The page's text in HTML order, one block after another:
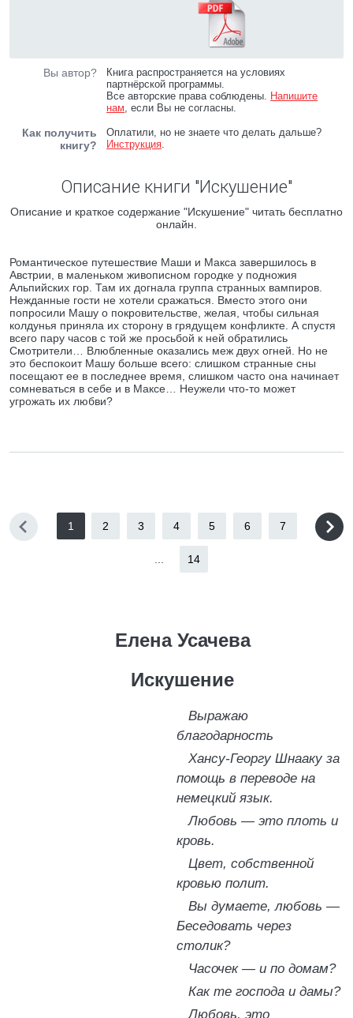
Вы автор?
Книга распространяется на условиях
партнёрской программы.
Все авторские права соблюдены. Напишите
нам, если Вы не согласны.
Как получить
книгу?
Оплатили, но не знаете что делать дальше?
Инструкция.
Описание книги "Искушение"
Описание и краткое содержание "Искушение" читать бесплатно
онлайн.
Романтическое путешествие Маши и Макса завершилось в
Австрии, в маленьком живописном городке у подножия
Альпийских гор. Там их догнала группа странных вампиров.
Нежданные гости не хотели сражаться. Вместо этого они
попросили Машу о покровительстве, желая, чтобы сильная
колдунья приняла их сторону в грядущем конфликте. А спустя
всего пару часов с той же просьбой к ней обратились
Смотрители… Влюбленные оказались меж двух огней. Но не
это беспокоит Машу больше всего: слишком странные сны
посещают ее в последнее время, слишком часто она начинает
сомневаться в себе и в Максе… Неужели что-то может
угрожать их любви?
1 2 3 4 5 6 7
14
Елена Усачева
Искушение
Выражаю
благодарность
Хансу-Георгу Шнааку за
помощь в переводе на
немецкий язык.
Любовь — это плоть и
кровь.
Цвет, собственной
кровью полит.
Вы думаете, любовь —
Беседовать через
столик?
Часочек — и по домам?
Как те господа и дамы?
Любовь, это